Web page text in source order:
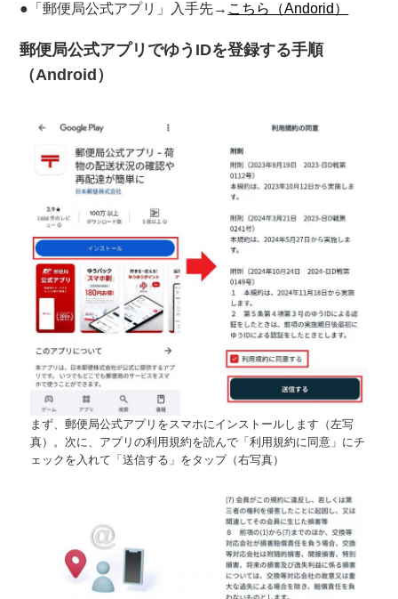
●「郵便局公式アプリ」入手先→ こちら（Andorid）
郵便局公式アプリでゆうIDを登録する手順
（Android）
まず、郵便局公式アプリをスマホにインストールします（左写
真）。次に、アプリの利用規約を読んで「利用規約に同意」にチ
ェックを入れて「送信する」をタップ（右写真）